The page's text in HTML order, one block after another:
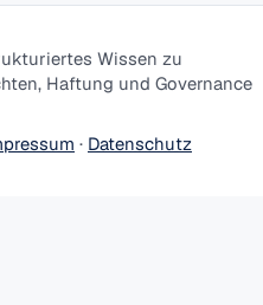
Wissen zu
Haftung und Governance
· Datenschutz